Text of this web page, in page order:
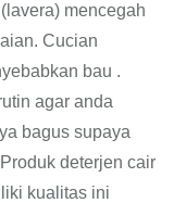
mencegah
Cucian
bau .
agar anda
bagus supaya
deterjen cair
kualitas ini